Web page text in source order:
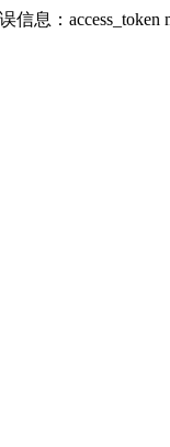
息：access_token